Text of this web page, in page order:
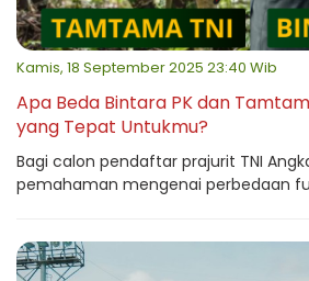
Kamis, 18 September 2025 23:40 Wib
Apa Beda Bintara PK dan
yang Tepat Untukmu?
Bagi calon pendaftar prajurit TNI
pemahaman mengenai perbedaan